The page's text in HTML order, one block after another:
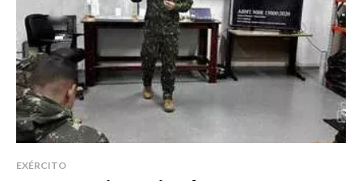
EXÉRCITO